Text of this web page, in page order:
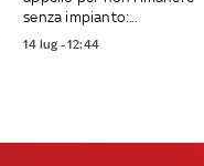
senza impianto:...
14 lug - 12:44